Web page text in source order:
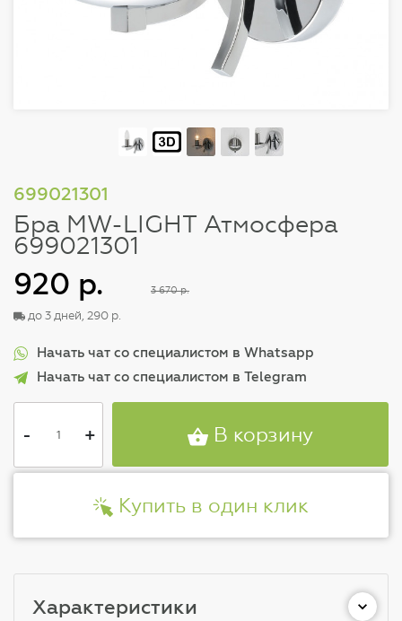
699021301
Бра MW-LIGHT Атмосфера
699021301
920 р. 3 670 р.
до 3 дней, 290 р.
Начать чат со специалистом в Whatsapp
Начать чат со специалистом в Telegram
- + В корзину
Купить в один клик
Характеристики